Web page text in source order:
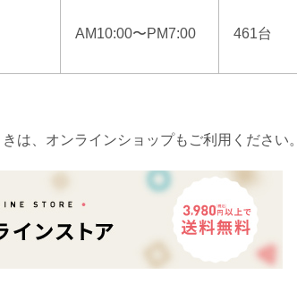
AM10:00〜PM7:00 461台
は、オンラインショップもご利用ください。